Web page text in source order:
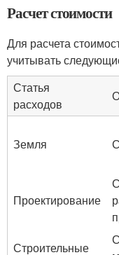
Расчет стоимости
Для расчета
учитывать
Статья
расходов
Земля
Проектирование
Строительные